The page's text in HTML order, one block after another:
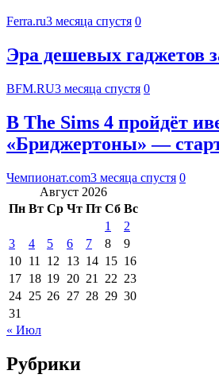
Ferra.ru3 месяца спустя 0
Эра дешевых гаджетов
BFM.RU3 месяца спустя 0
В The Sims 4 пройдёт
«Бриджертоны» —
Чемпионат.com3 месяца спустя 0
Август 2026
Пн Вт Ср Чт Пт Сб Вс
1
2
3
4 5 6 7 8
9
10 11 12 13 14 15 16
17 18 19 20 21 22 23
24 25 26 27 28 29 30
31
« Июл
Рубрики